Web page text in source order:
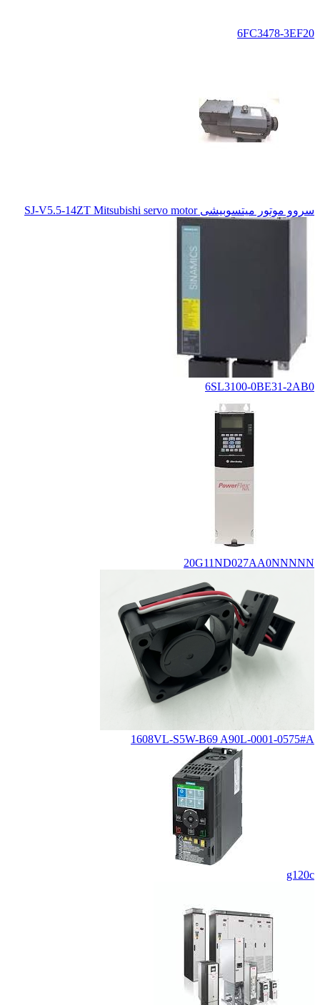
6FC3478-3EF20
سروو موتور میتسوبیشی SJ-V5.5-14ZT Mitsubishi servo motor
6SL3100-0BE31-2AB0
20G11ND027AA0NNNNN
1608VL-S5W-B69 A90L-0001-0575#A
g120c